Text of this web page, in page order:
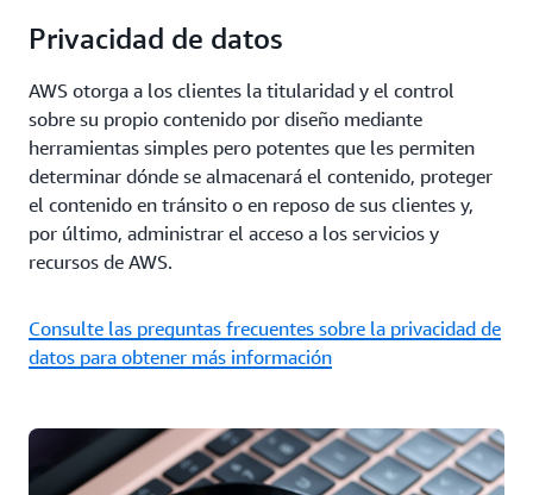
Privacidad de datos
AWS otorga a los clientes la titularidad y el control
sobre su propio contenido por diseño mediante
herramientas simples pero potentes que les permiten
determinar dónde se almacenará el contenido, proteger
el contenido en tránsito o en reposo de sus clientes y,
por último, administrar el acceso a los servicios y
recursos de AWS.
Consulte las preguntas frecuentes sobre la privacidad de
datos para obtener más información